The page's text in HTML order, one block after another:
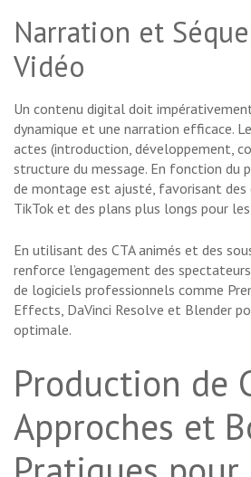
Narration et
Vidéo
Un contenu digital doit
dynamique et une narration efficace.
actes (introduction, développement,
structure du message. En fonction du
de montage est ajusté, favorisant des
TikTok et des plans plus longs pour
En utilisant des CTA animés et des
renforce l’engagement des
de logiciels professionnels comme
Effects, DaVinci Resolve et Blender
optimale.
Production de
Approches et